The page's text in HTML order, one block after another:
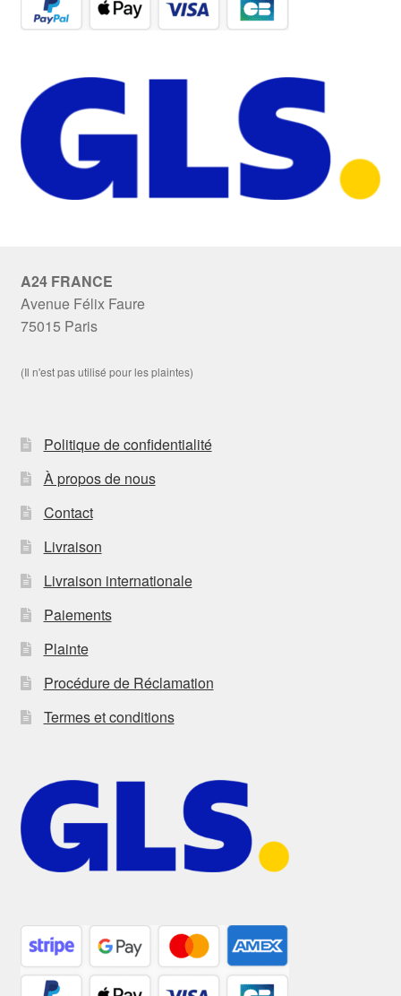
A24 FRANCE
Avenue Félix Faure
75015 Paris
(Il n'est pas utilisé pour les plaintes)
Politique de confidentialité
À propos de nous
Contact
Livraison
Livraison internationale
Paiements
Plainte
Procédure de Réclamation
Termes et conditions